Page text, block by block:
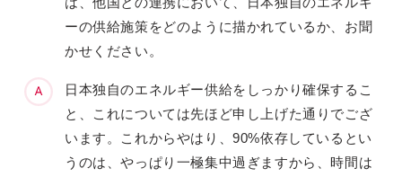
ーの供給施策をどのように描かれているか、お聞
かせください。
日本独自のエネルギー供給をしっかり確保するこ
と、これについては先ほど申し上げた通りでござ
います。これからやはり、90%依存しているとい
うのは、やっぱり一極集中過ぎますから、時間は